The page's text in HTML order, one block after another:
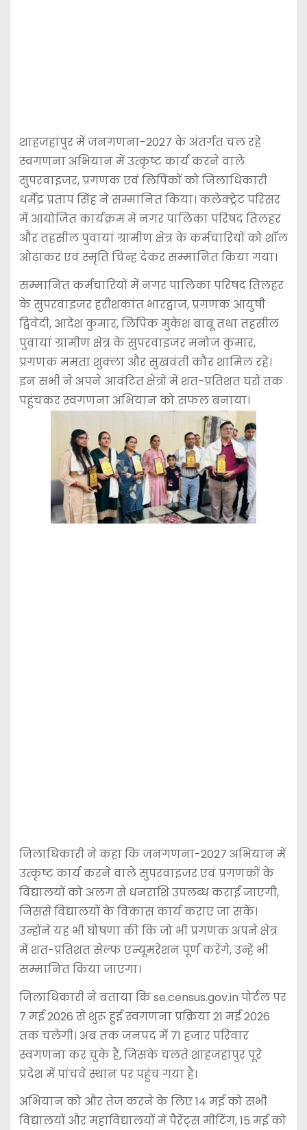
शाहजहांपुरमें जनगणना-2027 के अंतर्गत चल रहे
स्वगणना अभियान में उत्कृष्ट कार्य करने वाले
सुपरवाइजर, प्रगणक एवं लिपिकों को जिलाधिकारी
धर्मेंद्र प्रताप सिंहने सम्मानित किया। कलेक्ट्रेट परिसर
में आयोजित कार्यक्रम में नगर पालिका परिषद तिलहर
और तहसील पुवायां ग्रामीण क्षेत्र के कर्मचारियों को शॉल
ओढ़ाकर एवं स्मृति चिन्ह देकर सम्मानित किया गया।
सम्मानित कर्मचारियों में नगर पालिका परिषद तिलहर
के सुपरवाइजर हरीशकांत भारद्वाज, प्रगणक आयुषी
द्विवेदी, आदेश कुमार, लिपिक मुकेश बाबू तथा तहसील
पुवायां ग्रामीण क्षेत्र के सुपरवाइजर मनोज कुमार,
प्रगणक ममता शुक्ला और सुखवंती कौर शामिल रहे।
इन सभी ने अपने आवंटित क्षेत्रों में शत-प्रतिशत घरों तक
पहुंचकर स्वगणना अभियान को सफल बनाया।
जिलाधिकारी ने कहा कि जनगणना-2027 अभियान में
उत्कृष्ट कार्य करने वाले सुपरवाइजर एवं प्रगणकों के
विद्यालयों को अलग से धनराशि उपलब्ध कराई जाएगी,
जिससे विद्यालयों के विकास कार्य कराए जा सकें।
उन्होंने यह भी घोषणा की कि जो भी प्रगणक अपने क्षेत्र
में शत-प्रतिशत सेल्फ एन्यूमरेशन पूर्ण करेंगे, उन्हें भी
सम्मानित किया जाएगा।
जिलाधिकारी ने बताया कि se.census.gov.in पोर्टल पर
7 मई 2026 से शुरू हुई स्वगणना प्रक्रिया 21 मई 2026
तक चलेगी। अब तक जनपद में 71 हजार परिवार
स्वगणना कर चुके हैं, जिसके चलते शाहजहांपुर पूरे
प्रदेश में पांचवें स्थान पर पहुंच गया है।
अभियान को और तेज करने के लिए 14 मई को सभी
विद्यालयों और महाविद्यालयों में पैरेंट्स मीटिंग, 15 मई को